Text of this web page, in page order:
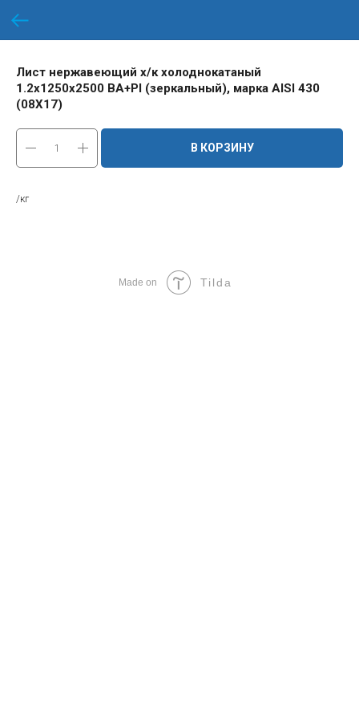
Лист нержавеющий х/к холоднокатаный
1.2х1250х2500 BA+PI (зеркальный), марка AISI 430
(08Х17)
В КОРЗИНУ
/кг
Made on Tilda